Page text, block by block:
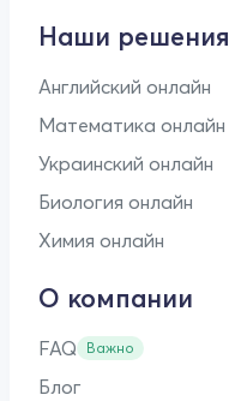
Наши решения
Английский онлайн
Математика онлайн
Украинский онлайн
Биология онлайн
Химия онлайн
О компании
FAQ Важно
Блог